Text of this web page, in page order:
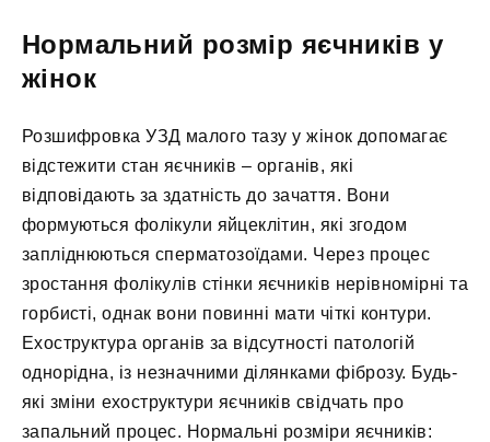
Нормальний розмір яєчників у
жінок
Розшифровка УЗД малого тазу у жінок допомагає
відстежити стан яєчників – органів, які
відповідають за здатність до зачаття. Вони
формуються фолікули яйцеклітин, які згодом
запліднюються сперматозоїдами. Через процес
зростання фолікулів стінки яєчників нерівномірні та
горбисті, однак вони повинні мати чіткі контури.
Ехоструктура органів за відсутності патологій
однорідна, із незначними ділянками фіброзу. Будь-
які зміни ехоструктури яєчників свідчать про
запальний процес. Нормальні розміри яєчників: